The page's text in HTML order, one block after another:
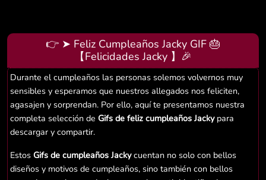
👉 ➤ Feliz Cumpleaños Jacky GIF 🎂
【Felicidades Jacky 】🎉
Durante el cumpleaños las personas solemos volvernos muy
sensibles y esperamos que nuestros allegados nos feliciten,
agasajen y sorprendan. Por ello, aquí te presentamos nuestra
completa selección de Gifs de feliz cumpleaños Jackypara
descargar y compartir.
Estos Gifs de cumpleaños Jackycuentan no solo con bellos
diseños y motivos de cumpleaños, sino también con bellos